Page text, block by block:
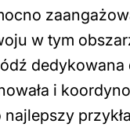
w tym
dedykowana
i